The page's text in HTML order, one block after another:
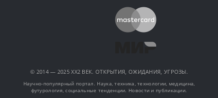
© 2014 — 2025 XX2 ВЕК. ОТКРЫТИЯ, ОЖИДАНИЯ, УГРОЗЫ.
Научно-популярный портал. Наука, техника, технологии, медицина,
футурология, социальные тенденции. Новости и публикации.